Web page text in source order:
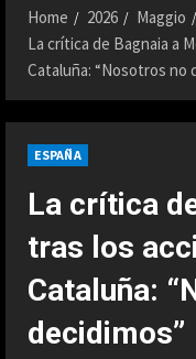
Home 2026 Maggio
La crítica de Bagnaia a
Cataluña: “Nosotros no
ESPAÑA
La crítica
tras los
Cataluña:
decidimos”